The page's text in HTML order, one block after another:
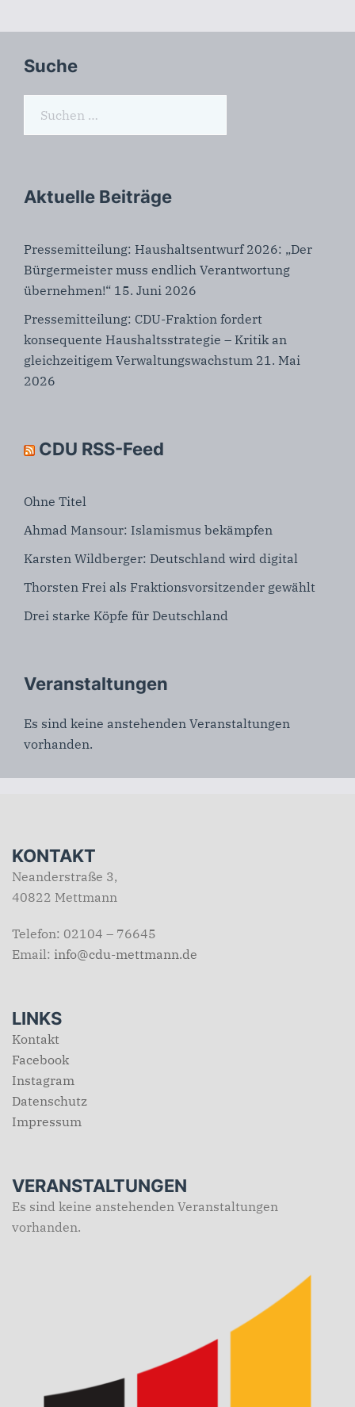
Suche
nach:
Aktuelle Beiträge
Pressemitteilung: Haushaltsentwurf 2026: „Der
Bürgermeister muss endlich Verantwortung
übernehmen!“ 15. Juni 2026
Pressemitteilung: CDU-Fraktion fordert
konsequente Haushaltsstrategie – Kritik an
gleichzeitigem Verwaltungswachstum 21. Mai
2026
CDU RSS-Feed
Ohne Titel
Ahmad Mansour: Islamismus bekämpfen
Karsten Wildberger: Deutschland wird digital
Thorsten Frei als Fraktionsvorsitzender gewählt
Drei starke Köpfe für Deutschland
Veranstaltungen
Es sind keine anstehenden Veranstaltungen
vorhanden.
KONTAKT
Neanderstraße 3,
40822 Mettmann
Telefon: 02104 – 76645
Email: info@cdu-mettmann.de
LINKS
Kontakt
Facebook
Instagram
Datenschutz
Impressum
VERANSTALTUNGEN
Es sind keine anstehenden Veranstaltungen
vorhanden.